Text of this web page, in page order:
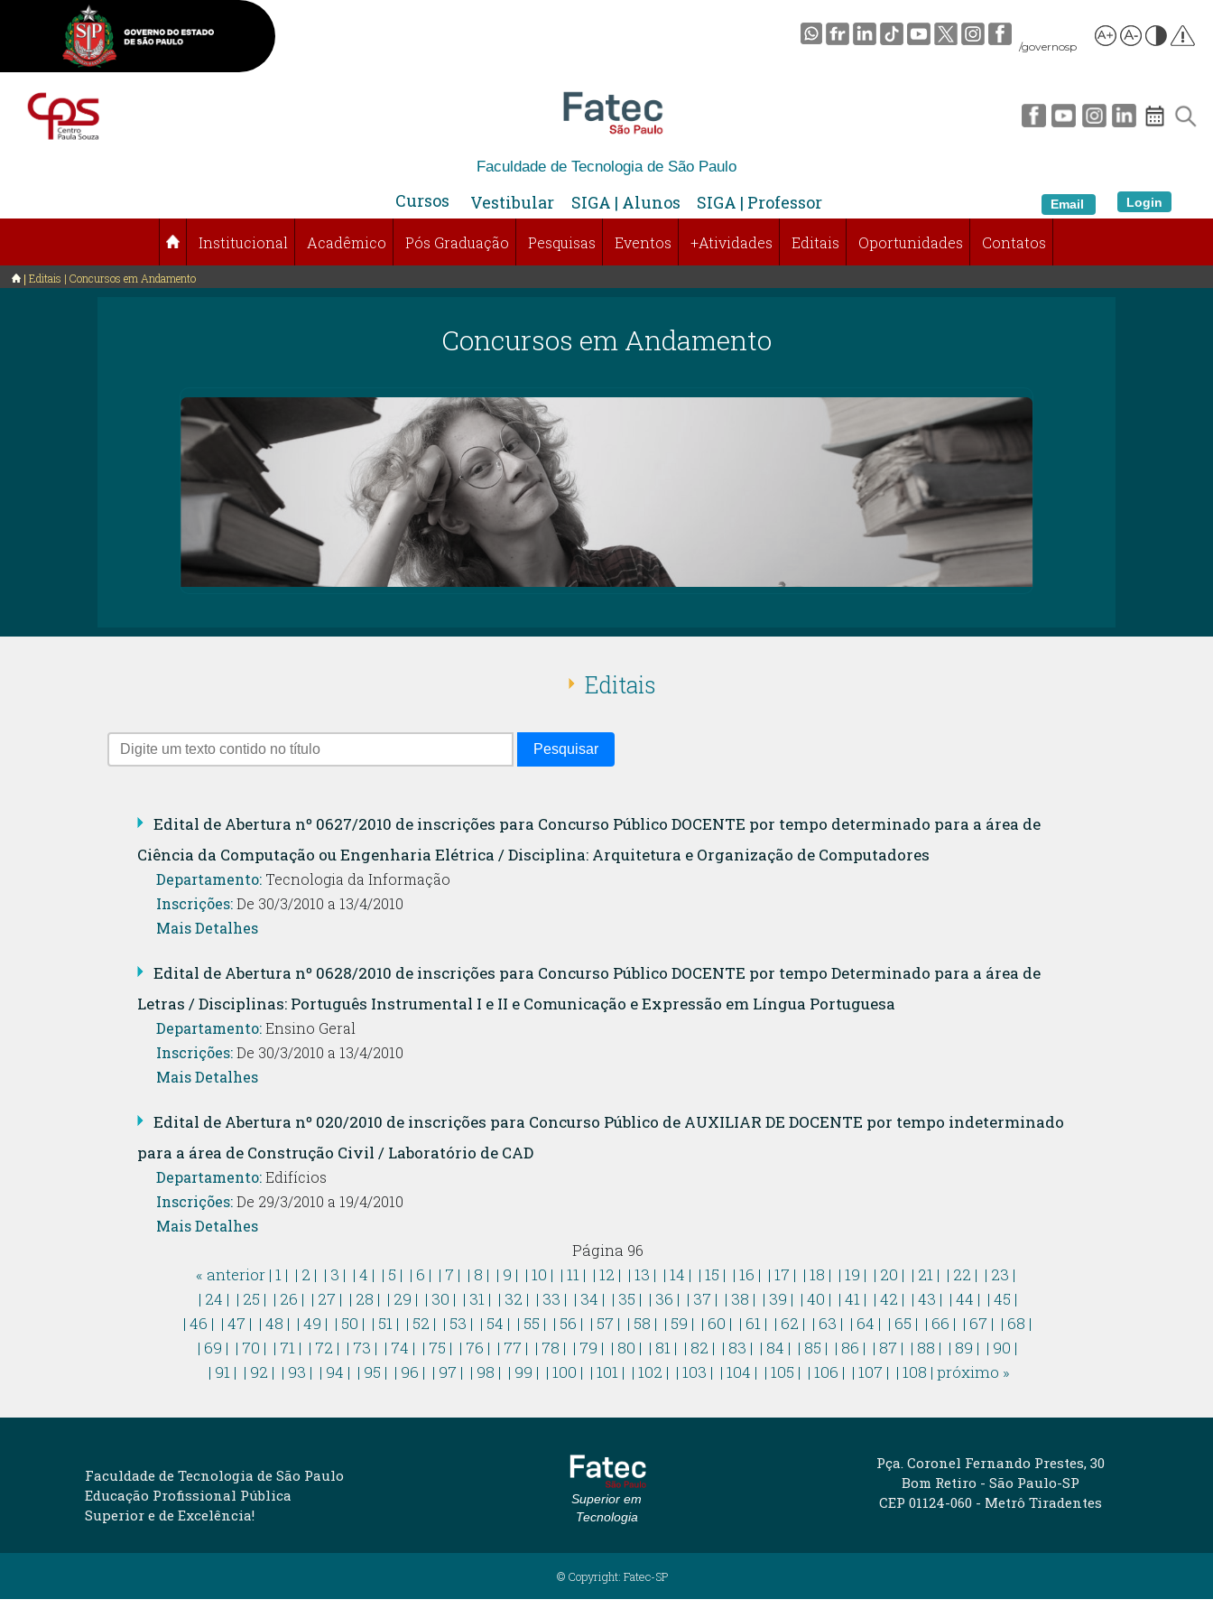
/governosp
Email
Faculdade de Tecnologia de São Paulo
Cursos Vestibular SIGA | Alunos SIGA | Professor
Institucional Acadêmico Pós Graduação Pesquisas Eventos +Atividades Editais Oportunidades Contatos
Login
Editais | Concursos em Andamento
Concursos em Andamento
Editais
Pesquisar
Edital de Abertura nº 0627/2010 de inscrições para Concurso Público DOCENTE por tempo determinado para a área de
Ciência da Computação ou Engenharia Elétrica / Disciplina: Arquitetura e Organização de Computadores
Departamento:Tecnologia da Informação
Inscrições:De 30/3/2010 a 13/4/2010
Mais Detalhes
Edital de Abertura nº 0628/2010 de inscrições para Concurso Público DOCENTE por tempo Determinado para a área de
Letras / Disciplinas: Português Instrumental I e II e Comunicação e Expressão em Língua Portuguesa
Departamento:Ensino Geral
Inscrições:De 30/3/2010 a 13/4/2010
Mais Detalhes
Edital de Abertura nº 020/2010 de inscrições para Concurso Público de AUXILIAR DE DOCENTE por tempo indeterminado
para a área de Construção Civil / Laboratório de CAD
Departamento:Edifícios
Inscrições:De 29/3/2010 a 19/4/2010
Mais Detalhes
Página 96
« anterior | 1 | | 2 | | 3 | | 4 | | 5 | | 6 | | 7 | | 8 | | 9 | | 10 | | 11 | | 12 | | 13 | | 14 | | 15 | | 16 | | 17 | | 18 | | 19 | | 20 | | 21 | | 22 | | 23 |
| 24 | | 25 | | 26 | | 27 | | 28 | | 29 | | 30 | | 31 | | 32 | | 33 | | 34 | | 35 | | 36 | | 37 | | 38 | | 39 | | 40 | | 41 | | 42 | | 43 | | 44 | | 45 |
| 46 | | 47 | | 48 | | 49 | | 50 | | 51 | | 52 | | 53 | | 54 | | 55 | | 56 | | 57 | | 58 | | 59 | | 60 | | 61 | | 62 | | 63 | | 64 | | 65 | | 66 | | 67 | | 68 |
| 69 | | 70 | | 71 | | 72 | | 73 | | 74 | | 75 | | 76 | | 77 | | 78 | | 79 | | 80 | | 81 | | 82 | | 83 | | 84 | | 85 | | 86 | | 87 | | 88 | | 89 | | 90 |
| 91 | | 92 | | 93 | | 94 | | 95 | | 96 | | 97 | | 98 | | 99 | | 100 | | 101 | | 102 | | 103 | | 104 | | 105 | | 106 | | 107 | | 108 |próximo »
Superior em
Tecnologia
Faculdade de Tecnologia de São Paulo
Educação Profissional Pública
Superior e de Excelência!
Pça. Coronel Fernando Prestes, 30
Bom Retiro - São Paulo-SP
CEP 01124-060 - Metrô Tiradentes
© Copyright: Fatec-SP